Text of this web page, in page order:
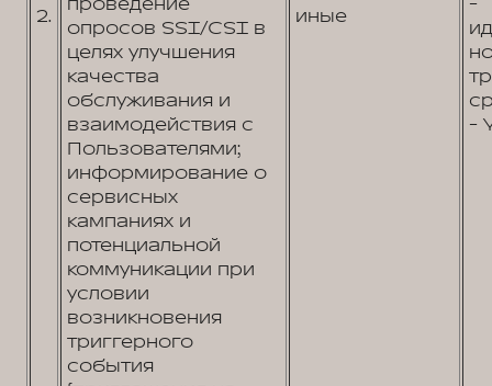
2.
опросов SSI/CSI в
целях улучшения
качества
обслуживания и
взаимодействия с
Пользователями;
информирование о
сервисных
кампаниях и
потенциальной
коммуникации при
условии
возникновения
триггерного
события
иные
-